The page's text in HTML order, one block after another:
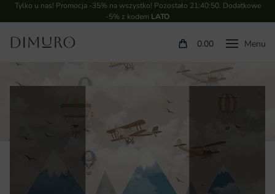
Tylko u nas! Promocja -35% na wszystko! Pozostało 21:40:49. Dodatkowe
-5% z kodem LATO
0.00